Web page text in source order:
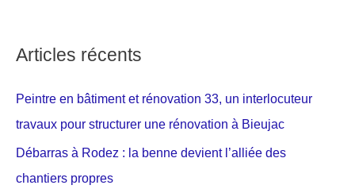
Articles récents
Peintre en bâtiment et rénovation 33, un interlocuteur
travaux pour structurer une rénovation à Bieujac
Débarras à Rodez : la benne devient l’alliée des
chantiers propres